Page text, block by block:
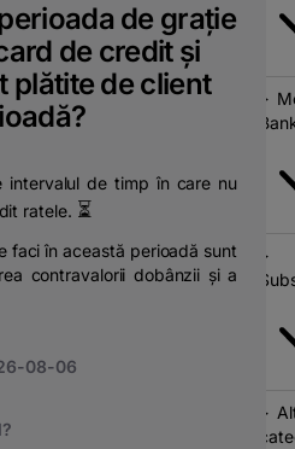
de grație
de credit și
plătite de client
intervalul de timp în care nu
ratele. ⏳
faci în această perioadă sunt
contravalorii dobânzii și a
08-06